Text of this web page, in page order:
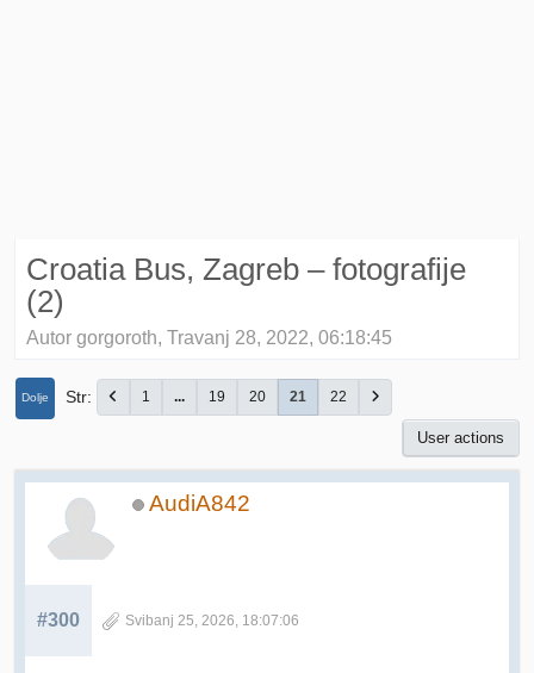
Croatia Bus, Zagreb – fotografije
(2)
Autor gorgoroth, Travanj 28, 2022, 06:18:45
Dolje Str 1 ... 19 20 21 22
User actions
AudiA842
#300 Svibanj 25, 2026, 18:07:06